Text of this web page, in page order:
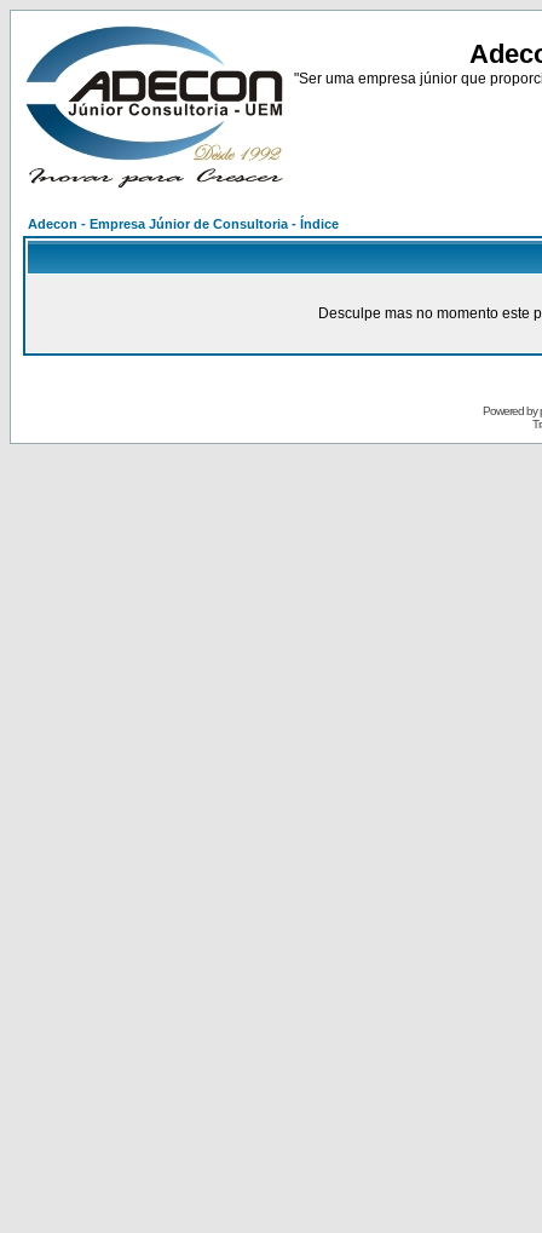
"Ser uma empresa júnior que
Adecon - Empresa Júnior de Consultoria - Índice
Desculpe mas no momento este
Powered by